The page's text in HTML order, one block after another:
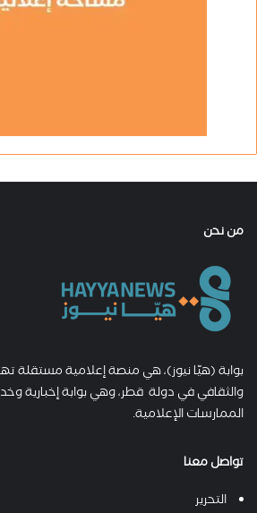
من نحن
بوابة (هيّا نيوز)، هي منصة إعلامية مستقلة
والثقافي في دولة قطر، وهي بوابة إخبارية
الممارسات الإعلامية.
تواصل معنا
التحرير